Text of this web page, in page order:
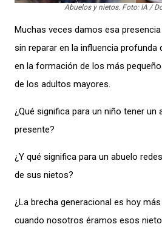
Abuelos y nietos. Foto: IA /
Muchas veces damos esa
sin reparar en la influencia profunda
en la formación de los más
de los adultos mayores.
¿Qué significa para un niño tener un
presente?
¿Y qué significa para un abuelo
de sus nietos?
¿La brecha generacional es hoy
cuando nosotros éramos esos